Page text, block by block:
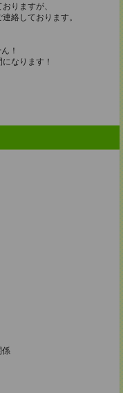
りますが、
絡しております。
！
なります！
係